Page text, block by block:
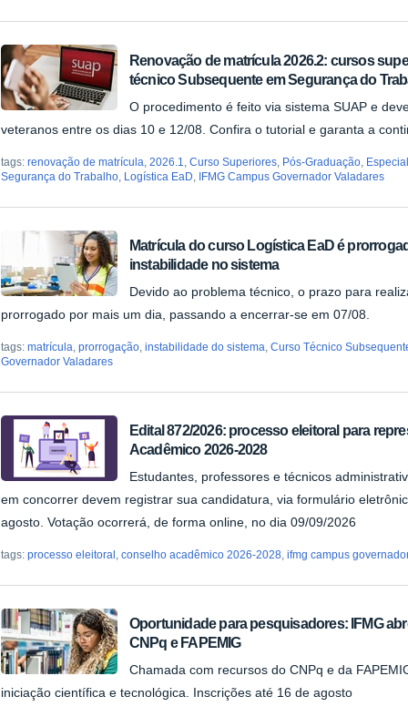
Renovação de matrícula 2026.2: cursos
técnico Subsequente em Segurança do
O procedimento é feito via sistema SUAP e
veteranos entre os dias 10 e 12/08. Confira o tutorial e garanta a
tags:renovação de matrícula ,2026.1 ,Curso Superiores Pós-Graduação
Segurança do Trabalho Logística EaD IFMG Campus Governador Valadares
Matrícula do curso Logística EaD é
instabilidade no sistema
Devido ao problema técnico, o prazo para
prorrogado por mais um dia, passando a encerrar-se em 07/08.
tags:matrícula,prorrogação,instabilidade do sistema,Curso Técnico
Governador Valadares
Edital 872/2026: processo eleitoral para
Acadêmico 2026-2028
Estudantes, professores e técnicos
em concorrer devem registrar sua candidatura, via formulário
agosto. Votação ocorrerá, de forma online, no dia 09/09/2026
tags:processo eleitoral ,conselho acadêmico 2026-2028,ifmg campus
Oportunidade para pesquisadores: IFMG
CNPq e FAPEMIG
Chamada com recursos do CNPq e da
iniciação científica e tecnológica. Inscrições até 16 de agosto